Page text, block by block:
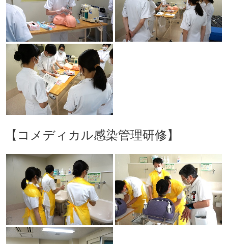
【コメディカル感染管理研修】